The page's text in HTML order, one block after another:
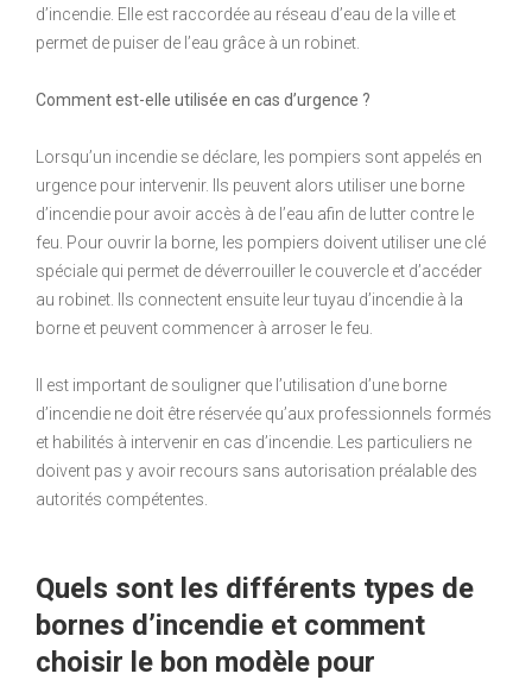
d’incendie. Elle est raccordée au réseau d’eau de la ville et
permet de puiser de l’eau grâce à un robinet.
Comment est-elle utilisée en cas d’urgence ?
Lorsqu’un incendie se déclare, les pompiers sont appelés en
urgence pour intervenir. Ils peuvent alors utiliser une borne
d’incendie pour avoir accès à de l’eau afin de lutter contre le
feu. Pour ouvrir la borne, les pompiers doivent utiliser une clé
spéciale qui permet de déverrouiller le couvercle et d’accéder
au robinet. Ils connectent ensuite leur tuyau d’incendie à la
borne et peuvent commencer à arroser le feu.
Il est important de souligner que l’utilisation d’une borne
d’incendie ne doit être réservée qu’aux professionnels formés
et habilités à intervenir en cas d’incendie. Les particuliers ne
doivent pas y avoir recours sans autorisation préalable des
autorités compétentes.
Quels sont les différents types de
bornes d’incendie et comment
choisir le bon modèle pour